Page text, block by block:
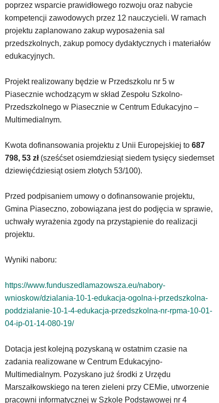
YouTube
oraz
mapy
Google
Maps
osadzane
formie
ramek.
Elementy
obsługiwane
za
pomocą
klawiszy
strzałek
odpowiadających
im
klawiaturowych
oraz
wyposażone
w
dedykowane
skróty
klawiaturowe
dla
danej
platformy.
poprzez wsparcie prawidłowego rozwoju oraz nabycie
kompetencji zawodowych przez 12 nauczycieli. W ramach
projektu zaplanowano zakup wyposażenia sal
przedszkolnych, zakup pomocy dydaktycznych i materiałów
edukacyjnych.
Projekt realizowany będzie w Przedszkolu nr 5 w
Piasecznie wchodzącym w skład Zespołu Szkolno-
Przedszkolnego w Piasecznie w Centrum Edukacyjno –
Multimedialnym.
Kwota dofinansowania projektu z Unii Europejskiej to 687
798, 53 zł(sześćset osiemdziesiąt siedem tysięcy siedemset
dziewięćdziesiąt osiem złotych 53/100).
Przed podpisaniem umowy o dofinansowanie projektu,
Gmina Piaseczno, zobowiązana jest do podjęcia w sprawie,
uchwały wyrażenia zgody na przystąpienie do realizacji
projektu.
Wyniki naboru:
https://www.funduszedlamazowsza.eu/nabory-
wnioskow/dzialania-10-1-edukacja-ogolna-i-przedszkolna-
poddzialanie-10-1-4-edukacja-przedszkolna-nr-rpma-10-01-
04-ip-01-14-080-19/
Dotacja jest kolejną pozyskaną w ostatnim czasie na
zadania realizowane w Centrum Edukacyjno-
Multimedialnym. Pozyskano już środki z Urzędu
Marszałkowskiego na teren zieleni przy CEMie, utworzenie
pracowni informatycznej w Szkole Podstawowej nr 4